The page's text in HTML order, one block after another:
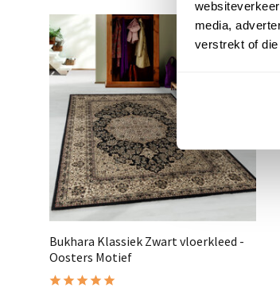
media,
verstrekt of
Bukhara Klassiek Zwart vloerkleed -
Oosters Motief